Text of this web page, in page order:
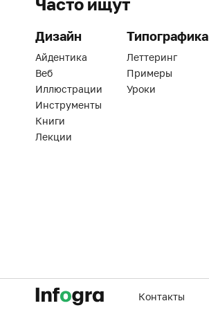
Дизайн
Айдентика
Веб
Иллюстрации
Инструменты
Книги
Лекции
Типографика
Леттеринг
Примеры
Уроки
Контакты